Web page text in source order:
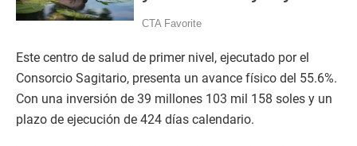
Este centro de salud de primer nivel, ejecutado por el
Consorcio Sagitario, presenta un avance físico del 55.6%.
Con una inversión de 39 millones 103 mil 158 soles y un
plazo de ejecución de 424 días calendario.